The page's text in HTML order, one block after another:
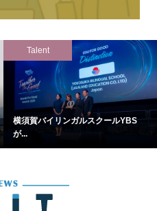
Talent
横須賀バイリンガルスクールYBS
が...